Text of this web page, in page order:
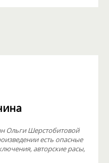
Ольги Шерстобитовой
есть опасные
авторские расы,